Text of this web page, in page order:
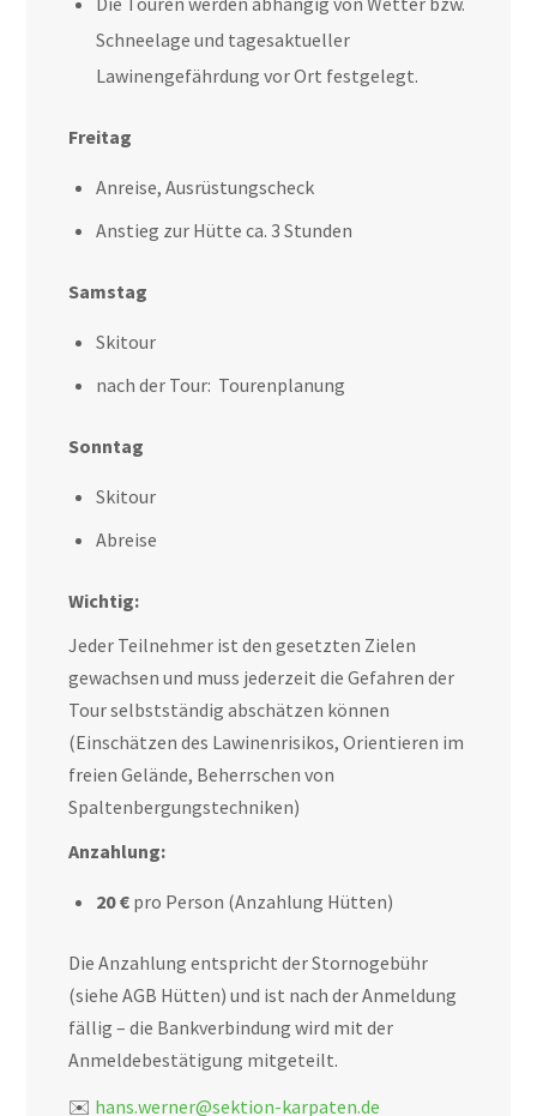
Schneelage und tagesaktueller
Lawinengefährdung vor Ort festgelegt.
Freitag
Anreise, Ausrüstungscheck
Anstieg zur Hütte ca. 3 Stunden
Samstag
Skitour
nach der Tour: Tourenplanung
Sonntag
Skitour
Abreise
Wichtig:
Jeder Teilnehmer ist den gesetzten Zielen
gewachsen und muss jederzeit die Gefahren der
Tour selbstständig abschätzen können
(Einschätzen des Lawinenrisikos, Orientieren im
freien Gelände, Beherrschen von
Spaltenbergungstechniken)
Anzahlung:
20 € pro Person (Anzahlung Hütten)
Die Anzahlung entspricht der Stornogebühr
(siehe AGB Hütten) und ist nach der Anmeldung
fällig – die Bankverbindung wird mit der
Anmeldebestätigung mitgeteilt.
✉️ hans.werner@sektion-karpaten.de